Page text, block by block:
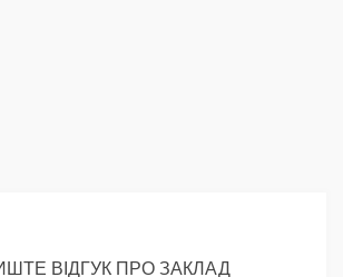
ВІДГУК ПРО ЗАКЛАД